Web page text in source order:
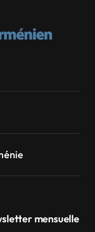
mensuelle